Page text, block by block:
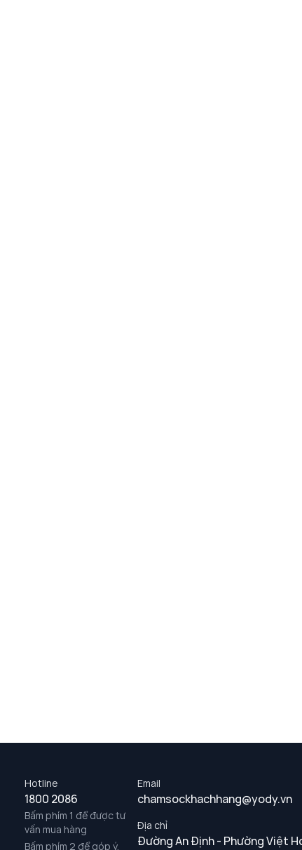
Hotline
1800 2086
Bấm phím 1 để được tư
vấn mua hàng
Bấm phím 2 để góp ý,
Email
chamsockhachhang@yody.vn
Địa chỉ
Đường An Định - Phường Việt